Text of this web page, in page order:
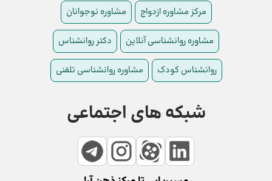
مرکز مشاوره ازدواج مشاوره نوجوانان
مشاوره روانشناسی آنلاین دکتر روانشناس
روانشناس کودک مشاوره روانشناسی تلفنی
شبکه های اجتماعی